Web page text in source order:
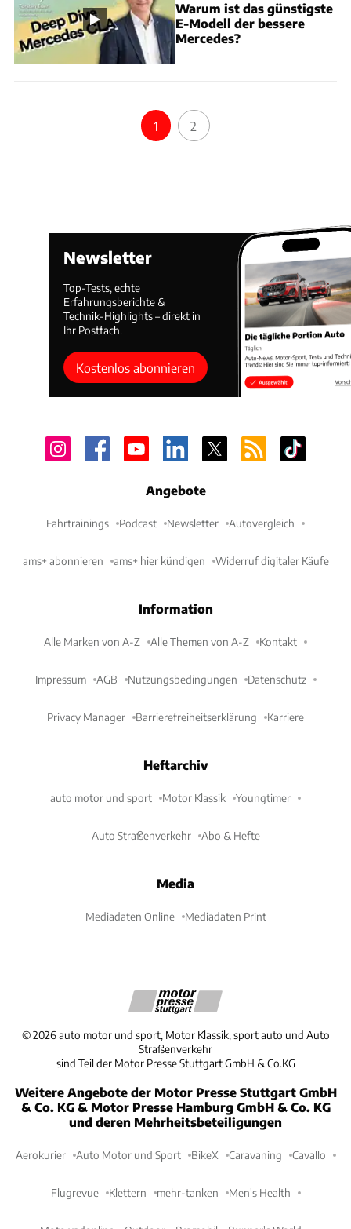
Warum ist das günstigste
E-Modell der bessere
Mercedes?
1 2
Newsletter
Top-Tests, echte
Erfahrungsberichte &
Technik-Highlights – direkt in
Ihr Postfach.
Kostenlos abonnieren
Angebote
Fahrtrainings Podcast Newsletter Autovergleich
ams+ abonnieren ams+ hier kündigen Widerruf digitaler Käufe
Information
Alle Marken von A-Z Alle Themen von A-Z Kontakt
Impressum AGB Nutzungsbedingungen Datenschutz
Privacy Manager Barrierefreiheitserklärung Karriere
Heftarchiv
auto motor und sport Motor Klassik Youngtimer
Auto Straßenverkehr Abo & Hefte
Media
Mediadaten Online Mediadaten Print
©2026 auto motor und sport, Motor Klassik, sport auto und Auto
Straßenverkehr
sind Teil der Motor Presse Stuttgart GmbH & Co.KG
Weitere Angebote der Motor Presse Stuttgart GmbH
& Co. KG & Motor Presse Hamburg GmbH & Co. KG
und deren Mehrheitsbeteiligungen
Aerokurier Auto Motor und Sport BikeX Caravaning Cavallo
Flugrevue Klettern mehr-tanken Men's Health